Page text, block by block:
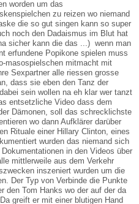
worden um das
zu reizen wo niemand
die so gut singen kann so super
noch den Dadaismus im Blut hat
sicher kann die das ...) wenn man
erfundene Popikone spielen muss
masospielschen mitmacht mit
Sexpartner alle riessen grosse
dass sie eben den Tanz der
sein wollen na eh klar wer tanzt
entsetzliche Video dass dem
Dämonen, soll das schrecklichste
wo dann Aufklärer darüber
Rituale einer Hillary Clinton, eines
wurden das niemand sich
in den Videos über
mittlerweile aus dem Verkehr
inszeniert wurden um die
Der Typ von Verbinde die Punkte
den Tom Hanks wo der auf der da
greift er mit einer blutigen Hand